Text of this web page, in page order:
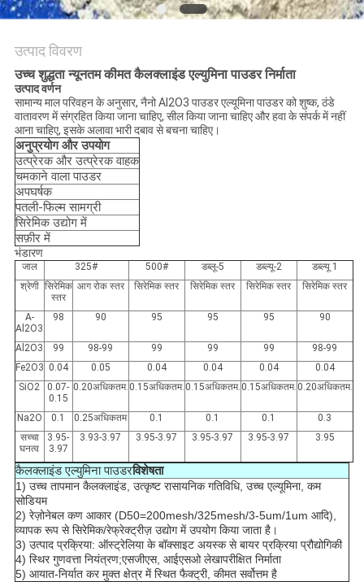
गोपनीयता
नीति
उत्पाद विवरण
उच्च शुद्धता न्यूनतम कीमत कैलक्लाइंड एल्युमिना पाउडर निर्माता
उत्पाद वर्णन
सामान्य माल परिवहन के अनुसार, नैनो Al2O3 पाउडर एल्यूमिना पाउडर को शुष्क, ठंडे
वातावरण में संग्रहित किया जाना चाहिए, सील किया जाना चाहिए और हवा के संपर्क में नहीं
आना चाहिए, इसके अलावा भारी दबाव से बचना चाहिए।
अनुप्रयोग और उपयोग
उत्प्रेरक और उत्प्रेरक वाहक
चमकाने वाला पाउडर
अपघर्षक
पतली-फिल्म सामग्री
सिरेमिक उद्योग में
सफ़ीर में
भंडारण
जाल 325# 500# डब्लू-5 डब्ल्यू-2
डब्ल्यू 1
श्रेणी सिरेमिक
स्तर
आग रोक स्तर सिरेमिक स्तर सिरेमिक स्तर सिरेमिक स्तर सिरेमिक स्तर
Α-
Al2O3
98 90 95 95 95 90
Al2O3 99 98-99 99 99 99
98-99
Fe2O3 0.04 0.05 0.04 0.04 0.04
0.04
SiO2
0.07-
0.15
0.20अधिकतम. 0.15अधिकतम. 0.15अधिकतम. 0.15अधिकतम. 0.20अधिकतम.
Na2O 0.1 0.25अधिकतम 0.1 0.1 0.1
0.3
सच्चा
घनत्व
3.95-
3.97
3.93-3.97 3.95-3.97 3.95-3.97 3.95-3.97 3.95
कैलक्लाइंड एल्युमिना पाउडरविशेषता
1) उच्च तापमान कैलक्लाइंड, उत्कृष्ट रासायनिक गतिविधि, उच्च एल्यूमिना, कम
सोडियम
2) रेज़ोनेबल कण आकार (D50=200mesh/325mesh/3-5um/1um आदि),
व्यापक रूप से सिरेमिक/रेफ्रेक्ट्रीज़ उद्योग में उपयोग किया जाता है।
3) उत्पाद प्रक्रिया: ऑस्ट्रेलिया के बॉक्साइट अयस्क से बायर प्रक्रिया प्रौद्योगिकी
4) स्थिर गुणवत्ता नियंत्रण;एसजीएस, आईएसओ लेखापरीक्षित निर्माता
5) आयात-निर्यात कर मुक्त क्षेत्र में स्थित फैक्ट्री, कीमत सर्वोत्तम है